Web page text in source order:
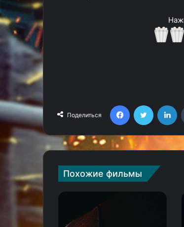
Поделиться
FacebookTwitter
Похожие фильмы